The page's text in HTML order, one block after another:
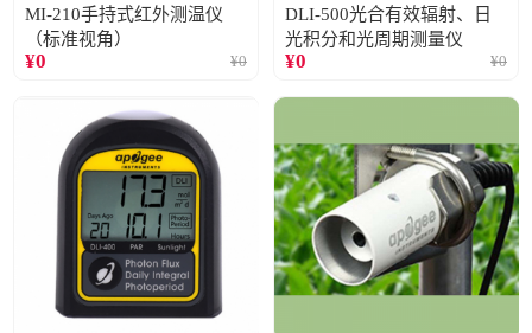
MI-210手持式红外测温仪
（标准视角）
¥0 ¥0
DLI-500光合有效辐射、日
光积分和光周期测量仪
¥0 ¥0